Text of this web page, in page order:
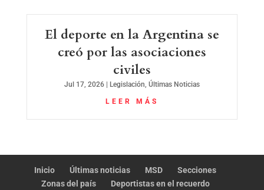
El deporte en la Argentina se
creó por las asociaciones
civiles
Jul 17, 2026| Legislación, Últimas Noticias
LEER MÁS
Inicio Últimas noticias MSD
Secciones
Zonas del país
Deportistas en el recuerdo